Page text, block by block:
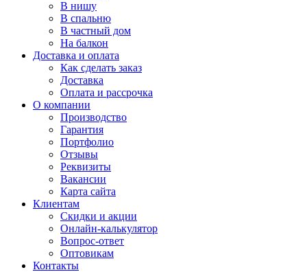
В нишу
В спальню
В частный дом
На балкон
Доставка и оплата
Как сделать заказ
Доставка
Оплата и рассрочка
О компании
Производство
Гарантия
Портфолио
Отзывы
Реквизиты
Вакансии
Карта сайта
Клиентам
Скидки и акции
Онлайн-калькулятор
Вопрос-ответ
Оптовикам
Контакты